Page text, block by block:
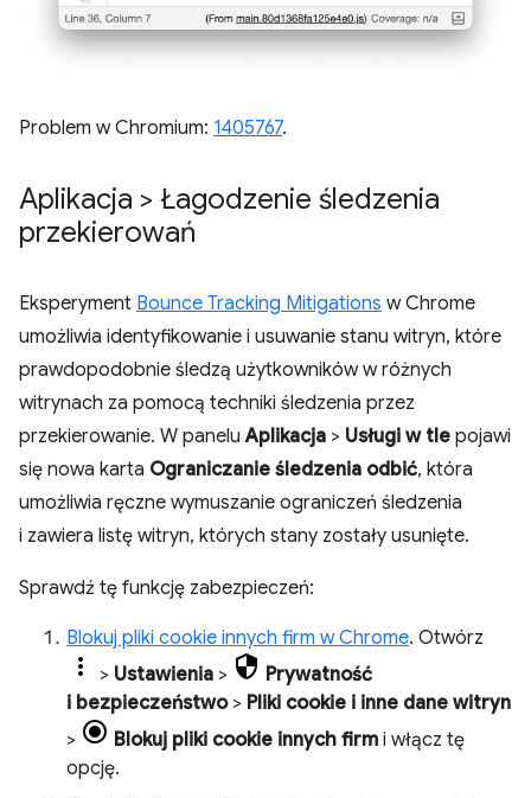
Problem w Chromium: 1405767.
Aplikacja > Łagodzenie śledzenia
przekierowań
Eksperyment Bounce Tracking Mitigations w Chrome
umożliwia identyfikowanie i usuwanie stanu witryn, które
prawdopodobnie śledzą użytkowników w różnych
witrynach za pomocą techniki śledzenia przez
przekierowanie. W paneluAplikacja > Usługi w tle pojawi
się nowa karta Ograniczanie śledzenia odbić, która
umożliwia ręczne wymuszanie ograniczeń śledzenia
i zawiera listę witryn, których stany zostały usunięte.
Sprawdź tę funkcję zabezpieczeń:
Blokuj pliki cookie innych firm w Chrome. Otwórz
> Ustawienia >
Prywatność
i bezpieczeństwo> Pliki cookie i inne dane witryn
>
Blokuj pliki cookie innych firm i włącz tę
opcję.